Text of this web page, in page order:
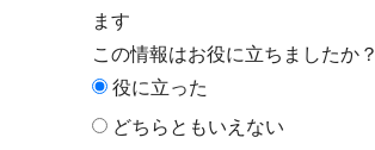
ます
この情報はお役に立ちましたか？
役に立った
どちらともいえない